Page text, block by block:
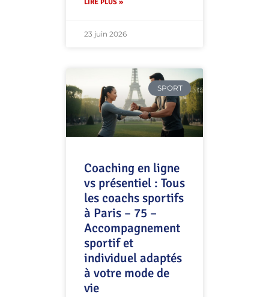
LIRE PLUS »
23 juin 2026
SPORT
Coaching en ligne
vs présentiel : Tous
les coachs sportifs
à Paris – 75 –
Accompagnement
sportif et
individuel adaptés
à votre mode de
vie